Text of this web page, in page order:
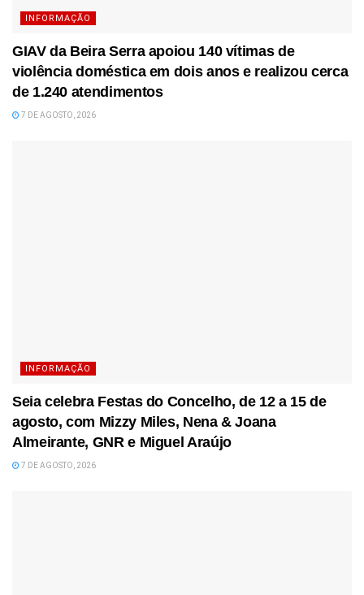
INFORMAÇÃO
GIAV da Beira Serra apoiou 140 vítimas de
violência doméstica em dois anos e realizou cerca
de 1.240 atendimentos
7 DE AGOSTO, 2026
INFORMAÇÃO
Seia celebra Festas do Concelho, de 12 a 15 de
agosto, com Mizzy Miles, Nena & Joana
Almeirante, GNR e Miguel Araújo
7 DE AGOSTO, 2026